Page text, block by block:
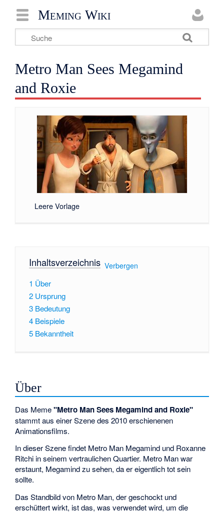
Meming Wiki
Metro Man Sees Megamind
and Roxie
Leere Vorlage
Inhaltsverzeichnis[ Verbergen
1 Über
2 Ursprung
3 Bedeutung
4 Beispiele
5 Bekanntheit
Über
Das Meme"Metro Man Sees Megamind and Roxie"
stammt aus einer Szene des 2010 erschienenen
Animationsfilms.
In dieser Szene findet Metro Man Megamind und Roxanne
Ritchi in seinem vertraulichen Quartier. Metro Man war
erstaunt, Megamind zu sehen, da er eigentlich tot sein
sollte.
Das Standbild von Metro Man, der geschockt und
erschüttert wirkt, ist das, was verwendet wird, um die